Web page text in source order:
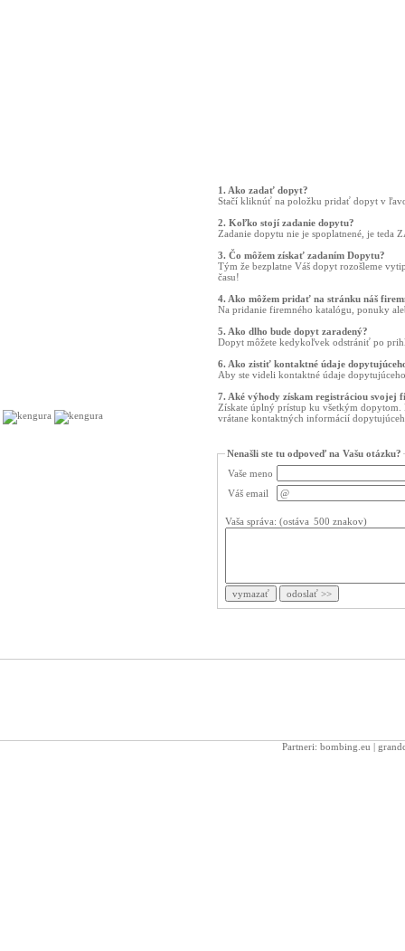
1. Ako zadať dopyt?
Stačí kliknúť na položku pridať dopyt v
2. Koľko stojí zadanie dopytu?
Zadanie dopytu nie je spoplatnené, je teda
3. Čo môžem získať zadaním Dopytu?
Tým že bezplatne Váš dopyt rozošleme
času!
4. Ako môžem pridať na stránku náš
Na pridanie firemného katalógu, ponuky
5. Ako dlho bude dopyt zaradený?
Dopyt môžete kedykoľvek odstrániť po
6. Ako zistiť kontaktné údaje
Aby ste videli kontaktné údaje
7. Aké výhody získam registráciou svojej
Získate úplný prístup ku všetkým
vrátane kontaktných informácií
Nenašli ste tu odpoveď na Vašu otázku?
Vaše meno
Váš email
Vaša správa: (ostáva
Partneri: bombing.eu |